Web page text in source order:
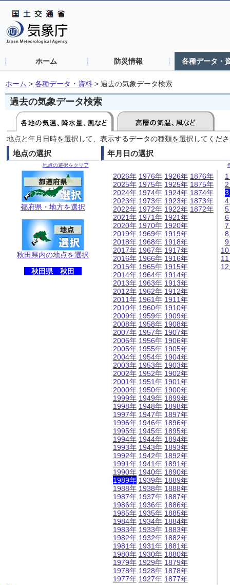
ホーム 防災情報 各種データ・
ホーム > 各種データ・資料 > 過去の気象データ検索
過去の気象データ検索
地点と年月日時を選択して、表示するデータの種類を選択してくだ
地点の選択
地点の選択をクリア
都府県・地方を選択
秋田県内の地点を選択
秋田県 秋田
年月日の選択
2026年
2025年
2024年
2023年
2022年
2021年
2020年
2019年
2018年
2017年
2016年
2015年
2014年
2013年
2012年
2011年
2010年
2009年
2008年
2007年
2006年
2005年
2004年
2003年
2002年
2001年
2000年
1999年
1998年
1997年
1996年
1995年
1994年
1993年
1992年
1991年
1990年
1989年
1988年
1987年
1986年
1985年
1984年
1983年
1982年
1981年
1980年
1979年
1978年
1977年
1976年
1975年
1974年
1973年
1972年
1971年
1970年
1969年
1968年
1967年
1966年
1965年
1964年
1963年
1962年
1961年
1960年
1959年
1958年
1957年
1956年
1955年
1954年
1953年
1952年
1951年
1950年
1949年
1948年
1947年
1946年
1945年
1944年
1943年
1942年
1941年
1940年
1939年
1938年
1937年
1936年
1935年
1934年
1933年
1932年
1931年
1930年
1929年
1928年
1927年
1926年
1925年
1924年
1923年
1922年
1921年
1920年
1919年
1918年
1917年
1916年
1915年
1914年
1913年
1912年
1911年
1910年
1909年
1908年
1907年
1906年
1905年
1904年
1903年
1902年
1901年
1900年
1899年
1898年
1897年
1896年
1895年
1894年
1893年
1892年
1891年
1890年
1889年
1888年
1887年
1886年
1885年
1884年
1883年
1882年
1881年
1880年
1879年
1878年
1877年
1876年
1875年
1874年
1873年
1872年